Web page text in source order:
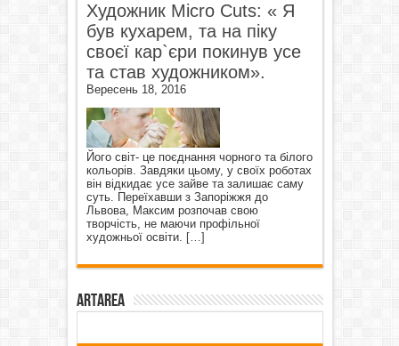
Художник Micro Cuts: « Я
був кухарем, та на піку
своєї кар`єри покинув усе
та став художником».
Вересень 18, 2016
Його світ- це поєднання чорного та білого
кольорів. Завдяки цьому, у своїх роботах
він відкидає усе зайве та залишає саму
суть. Переїхавши з Запоріжжя до
Львова, Максим розпочав свою
творчість, не маючи профільної
художньої освіти. […]
ArtArea